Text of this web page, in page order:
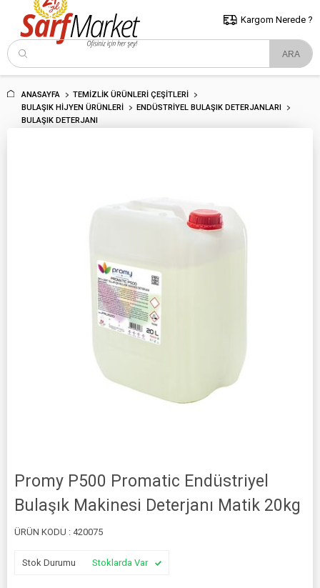
5000 TL ve Üzeri Alışverişlerde İstanbul İçi Kargo Bedava!
ve Trakya İçin Tıklayın..
Kargom Nerede ?
ANASAYFA
TEMIZLIK ÜRÜNLERI ÇEŞITLERI
BULAŞIK HIJYEN ÜRÜNLERI
ENDÜSTRIYEL BULAŞIK DETERJANLARI
BULAŞIK DETERJANI
Promy P500 Promatic Endüstriyel
Bulaşık Makinesi Deterjanı Matik 20kg
ÜRÜN KODU : 420075
Stok Durumu Stoklarda Var